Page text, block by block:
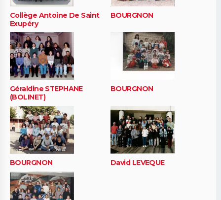
Collège Antoine De Saint
Exupéry
BOURGNON
Géraldine STEPHANE
(BOLINET)
BOURGNON
BOURGNON David LEVEQUE